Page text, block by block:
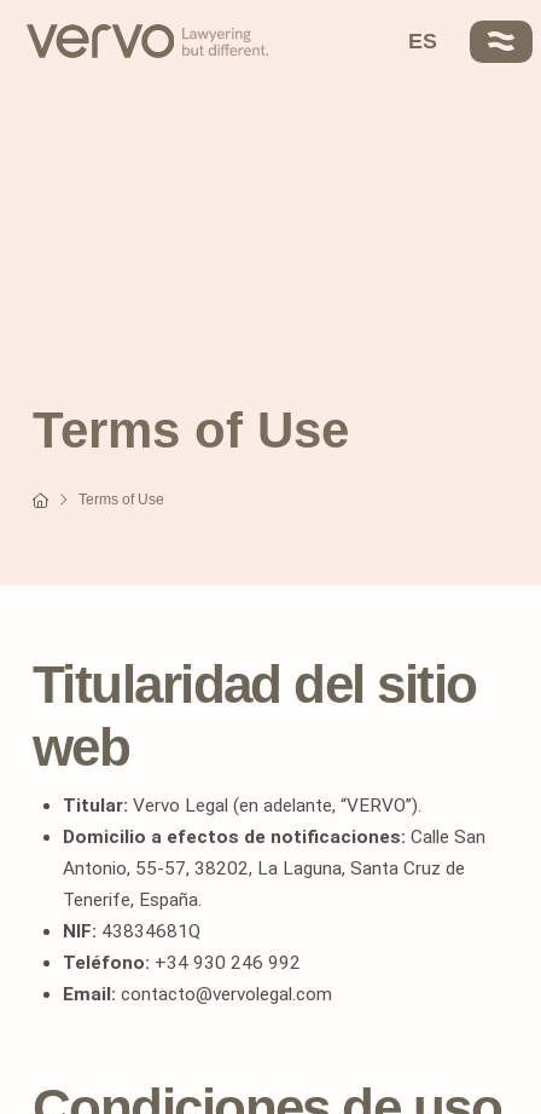
ES
Ayo García
Trusted Partners
Solutions
Terms of Use
Terms of Use
Titularidad del sitio
web
Titular: Vervo Legal (en adelante, “VERVO”).
Domicilio a efectos de notificaciones: Calle San
Antonio, 55-57, 38202, La Laguna, Santa Cruz de
Tenerife, España.
NIF: 43834681Q
Teléfono: +34 930 246 992
Email: contacto@vervolegal.com